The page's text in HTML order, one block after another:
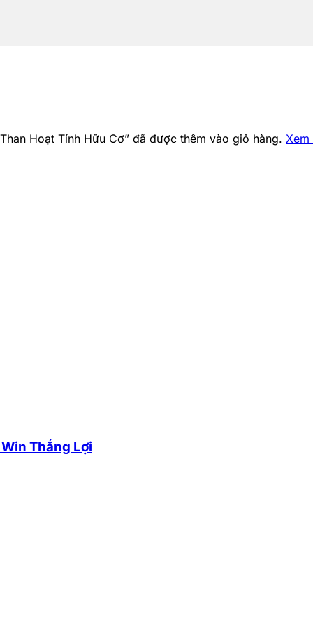
Hoạt Tính Hữu Cơ” đã được thêm vào giỏ hàng.
Thắng Lợi